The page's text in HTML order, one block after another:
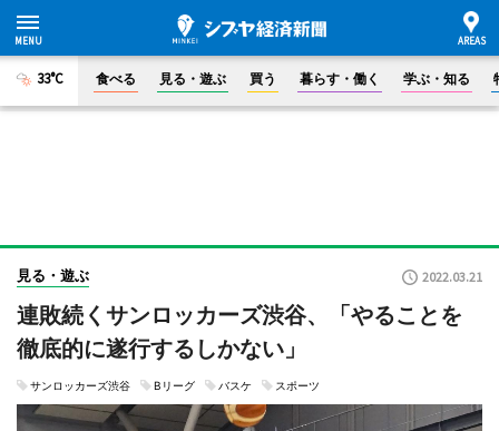
33°C 食べる 見る・遊ぶ 買う 暮らす・働く 学ぶ・知る
見る・遊ぶ 2022.03.21
連敗続くサンロッカーズ渋谷、「やることを
徹底的に遂行するしかない」
サンロッカーズ渋谷 Bリーグ バスケ スポーツ